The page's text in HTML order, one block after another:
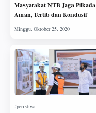
Masyarakat NTB Jaga Pilkada
Aman, Tertib dan Kondusif